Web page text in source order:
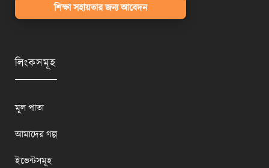
শিক্ষা সহায়তার জন্য আবেদন
লিংকসমূহ
মূল পাতা
আমাদের গল্প
ইভেন্টসমূহ